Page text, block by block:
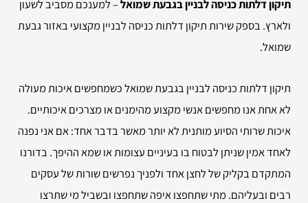
תיקון דלתות כניסה לבניין בגבעת שמואל– למענכם מסביב לשעון
ולארץ. בספק שירות תיקון דלתות כניסה לבניין מקצועי באזור גבעת
שמואל.
תיקון דלתות כניסה לבניין בגבעת שמואל כשמחפשים איכות מעולה
לא אחת אנו מחפשים אנשי מקצוע מהימנים או מצרכים איכותיים.
איכות שרותי הסיוע מותנית לא יותר מאשר בדבר אחד: אם אני נפנה
לאחד אמין שניתן לבטוח בו בעיניים עצומות או שמא ההיפך. בדורנו
המתקדם בקליק של לחצן אחד ולפניך נפרשים שורות של עסקים
רבים ובעליהם. מתי שתחפצו איפה שתחפצו ובשביל מי שתרצו